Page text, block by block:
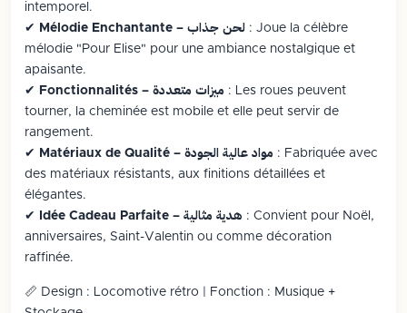
intemporel.
✔
Mélodie Enchantante – لحن جذاب : Joue la célèbre
mélodie "Pour Elise" pour une ambiance nostalgique et
apaisante.
✔
Fonctionnalités – ميزات متعددة : Les roues peuvent
tourner, la cheminée est mobile et elle peut servir de
rangement.
✔
Matériaux de Qualité – مواد عالية الجودة : Fabriquée avec
des matériaux résistants, aux finitions détaillées et
élégantes.
✔
Idée Cadeau Parfaite – هدية مثالية : Convient pour Noël,
anniversaires, Saint-Valentin ou comme décoration
raffinée.
📏 Design : Locomotive rétro | Fonction : Musique +